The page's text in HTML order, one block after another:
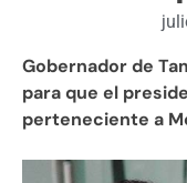
Gobernador de
para que el
perteneciente a